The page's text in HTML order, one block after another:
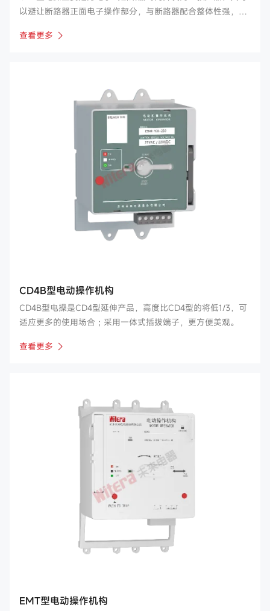
以避让断路器正面电子操作部分，与断路器配合整体性强，采
查看更多
CD4B型电动操作机构
CD4B型电操是CD4型延伸产品，高度比CD4型的将低1/3，可
适应更多的使用场合；采用一体式插拔端子，更方便美观。
查看更多
EMT型电动操作机构